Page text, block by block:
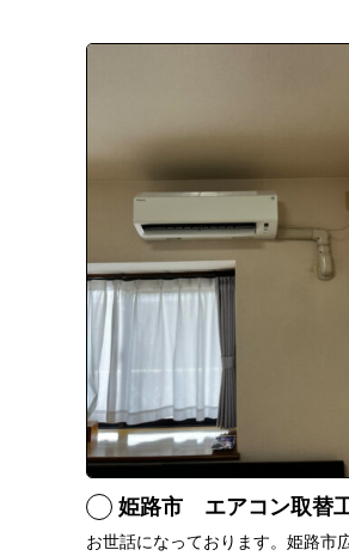
姫路市 エアコン取替
お世話になっております。姫路市